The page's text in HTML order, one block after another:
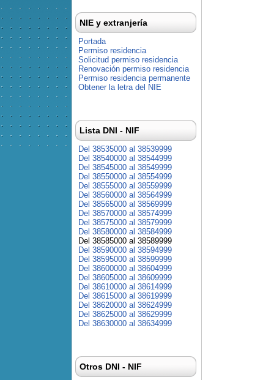
NIE y extranjería
Portada
Permiso residencia
Solicitud permiso residencia
Renovación permiso residencia
Permiso residencia permanente
Obtener la letra del NIE
Lista DNI - NIF
Del 38535000 al 38539999
Del 38540000 al 38544999
Del 38545000 al 38549999
Del 38550000 al 38554999
Del 38555000 al 38559999
Del 38560000 al 38564999
Del 38565000 al 38569999
Del 38570000 al 38574999
Del 38575000 al 38579999
Del 38580000 al 38584999
Del 38585000 al 38589999
Del 38590000 al 38594999
Del 38595000 al 38599999
Del 38600000 al 38604999
Del 38605000 al 38609999
Del 38610000 al 38614999
Del 38615000 al 38619999
Del 38620000 al 38624999
Del 38625000 al 38629999
Del 38630000 al 38634999
Otros DNI - NIF